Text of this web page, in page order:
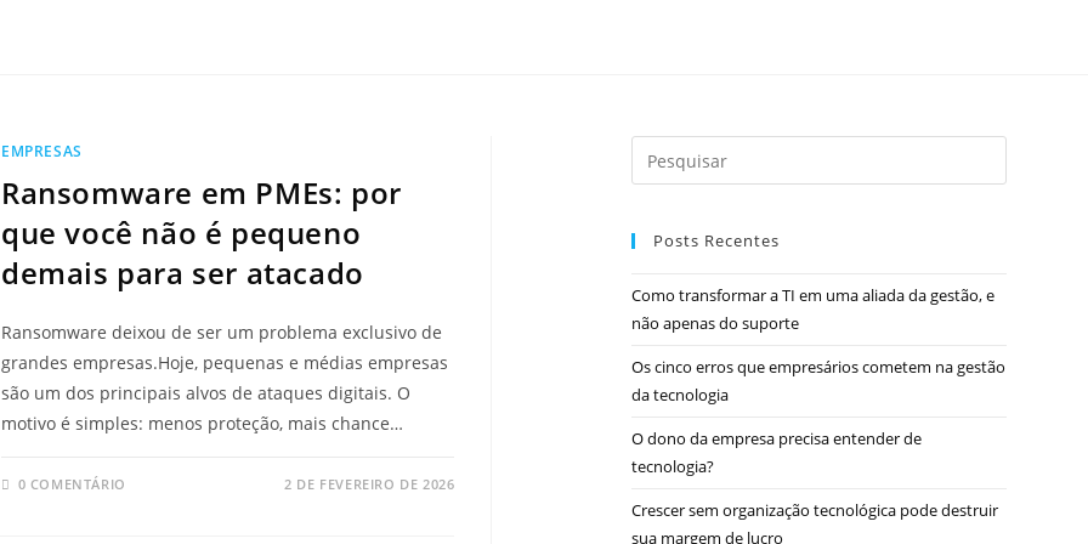
EMPRESAS
Ransomware em PMEs: por
que você não é pequeno
demais para ser atacado
Ransomware deixou de ser um problema exclusivo de
grandes empresas.Hoje, pequenas e médias empresas
são um dos principais alvos de ataques digitais. O
motivo é simples: menos proteção, mais chance…
0 COMENTÁRIO 2 DE FEVEREIRO DE 2026
Posts Recentes
Como transformar a TI em uma aliada da gestão, e
não apenas do suporte
Os cinco erros que empresários cometem na gestão
da tecnologia
O dono da empresa precisa entender de
tecnologia?
Crescer sem organização tecnológica pode destruir
sua margem de lucro